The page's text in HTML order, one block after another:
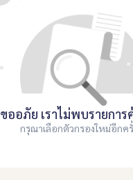
ขออภัย เราไม่พบรายการ
กรุณาเลือกตัวกรองใหม่อีกค